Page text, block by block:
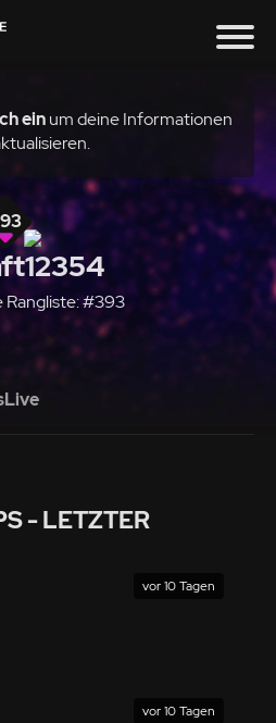
ein um deine Informationen
Rangliste: #393
Live
- LETZTER
vor 10 Tagen
vor 10 Tagen